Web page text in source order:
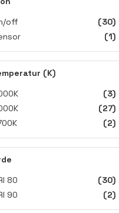
off
(30)
(1)
(K)
(3)
(27)
(2)
80
(30)
90
(2)